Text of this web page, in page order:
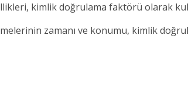
kimlik doğrulama faktörü olarak
zamanı ve konumu, kimlik